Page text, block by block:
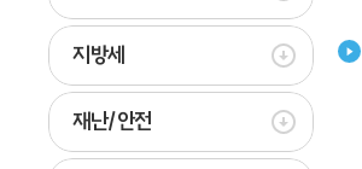
지방세
재난/안전